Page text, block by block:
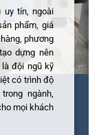
uy tín, ngoài
phẩm, giá
phương
dựng nên
là đội ngũ kỹ
có trình độ
ngành,
mọi khách